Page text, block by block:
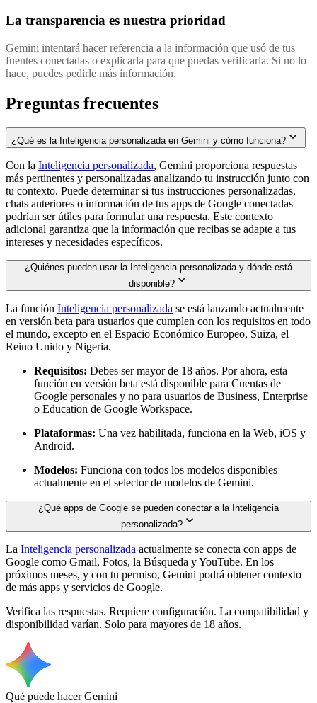
La transparencia es nuestra prioridad
Gemini intentará hacer referencia a la información que usó de tus
fuentes conectadas o explicarla para que puedas verificarla. Si no lo
hace, puedes pedirle más información.
Preguntas frecuentes
¿Qué es la Inteligencia personalizada en Gemini y cómo funciona?
Con la Inteligencia personalizada, Gemini proporciona respuestas
más pertinentes y personalizadas analizando tu instrucción junto con
tu contexto. Puede determinar si tus instrucciones personalizadas,
chats anteriores o información de tus apps de Google conectadas
podrían ser útiles para formular una respuesta. Este contexto
adicional garantiza que la información que recibas se adapte a tus
intereses y necesidades específicos.
¿Quiénes pueden usar la Inteligencia personalizada y dónde está
disponible?
La función Inteligencia personalizada se está lanzando actualmente
en versión beta para usuarios que cumplen con los requisitos en todo
el mundo, excepto en el Espacio Económico Europeo, Suiza, el
Reino Unido y Nigeria.
Requisitos: Debes ser mayor de 18 años. Por ahora, esta
función en versión beta está disponible para Cuentas de
Google personales y no para usuarios de Business, Enterprise
o Education de Google Workspace.
Plataformas: Una vez habilitada, funciona en la Web, iOS y
Android.
Modelos: Funciona con todos los modelos disponibles
actualmente en el selector de modelos de Gemini.
¿Qué apps de Google se pueden conectar a la Inteligencia
personalizada?
La Inteligencia personalizada actualmente se conecta con apps de
Google como Gmail, Fotos, la Búsqueda y YouTube. En los
próximos meses, y con tu permiso, Gemini podrá obtener contexto
de más apps y servicios de Google.
Verifica las respuestas. Requiere configuración. La compatibilidad y
disponibilidad varían. Solo para mayores de 18 años.
Qué puede hacer Gemini